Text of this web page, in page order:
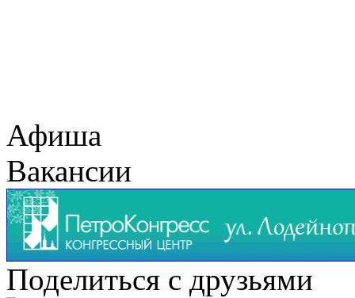
Афиша
Вакансии
Поделиться с друзьями